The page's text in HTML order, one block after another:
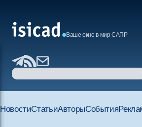
Ваше окно в мир САПР
НовостиСтатьиАвторыСобытия